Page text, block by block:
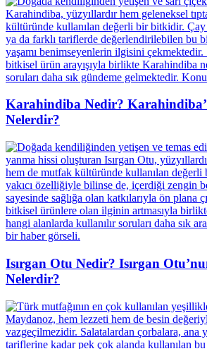
Karahindiba Nedir?
Nelerdir?
Isırgan Otu Nedir? Isırgan
Nelerdir?